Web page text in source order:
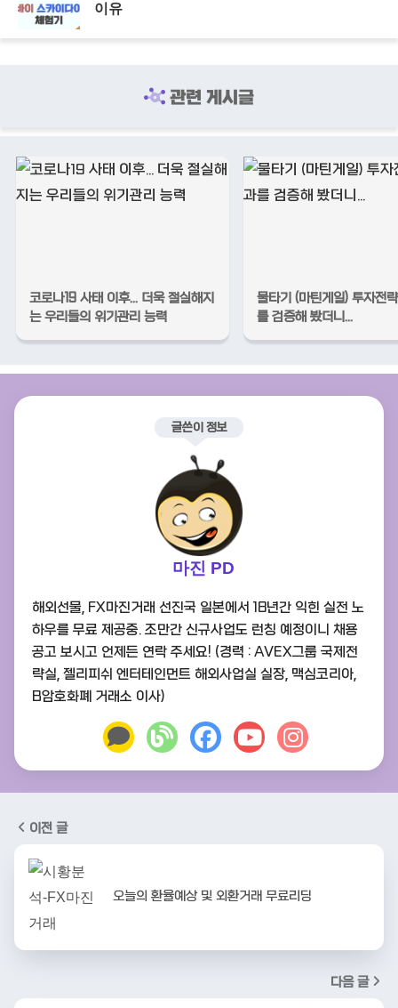
이유
관련 게시글
코로나19 사태 이후... 더욱 절실해지
는 우리들의 위기관리 능력
물타기 (마틴게일) 투자전
를 검증해 봤더니...
글쓴이 정보
마진 PD
해외선물, FX마진거래 선진국 일본에서 18년간 익힌 실전 노
하우를 무료 제공중. 조만간 신규사업도 런칭 예정이니 채용
공고 보시고 언제든 연락 주세요! (경력 : AVEX그룹 국제전
략실, 젤리피쉬 엔터테인먼트 해외사업실 실장, 맥심코리아,
B암호화폐 거래소 이사)
이전 글
오늘의 환율예상 및 외환거래 무료리딩
다음 글